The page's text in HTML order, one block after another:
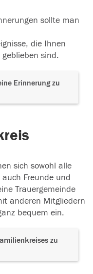
sollte man
die Ihnen
sind.
Erinnerung zu
sich sowohl alle
Freunde und
Trauergemeinde
anderen Mitgliedern
bequem ein.
zu